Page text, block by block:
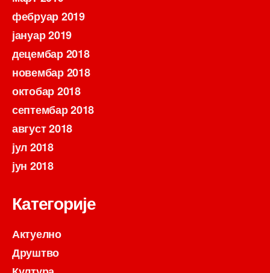
фебруар 2019
јануар 2019
децембар 2018
новембар 2018
октобар 2018
септембар 2018
август 2018
јул 2018
јун 2018
Категорије
Актуелно
Друштво